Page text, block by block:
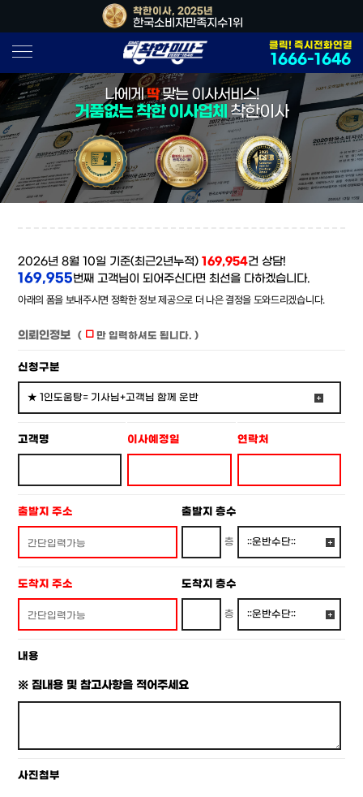
착한이사, 2025년
한국소비자만족지수1위
클릭! 즉시전화연결
1666-1646
나에게딱맞는 이사서비스!
거품없는 착한 이사업체 착한이사
2026년 8월 10일 기준(최근2년누적) 169,954건 상담!
169,955번째 고객님이 되어주신다면 최선을 다하겠습니다.
아래의 폼을 보내주시면 정확한 정보 제공으로 더 나은 결정을 도와드리겠습니다.
의뢰인정보 ( 만 입력하셔도 됩니다. )
신청구분
고객명 이사예정일 연락처
출발지 주소 출발지 층수
층
도착지 주소 도착지 층수
층
내용
※ 짐내용 및 참고사항을 적어주세요
사진첨부